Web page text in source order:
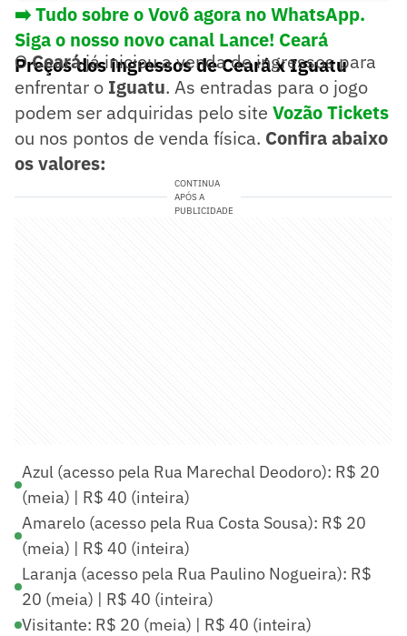
➡️ Tudo sobre o Vovô agora no WhatsApp.
Siga o nosso novo canal Lance! Ceará
Preços dos ingressos de Ceará x Iguatu
OCearájá iniciou a venda de ingressos para
enfrentar o Iguatu. As entradas para o jogo
podem ser adquiridas pelo site Vozão Tickets
ou nos pontos de venda física. Confira abaixo
os valores:
CONTINUA
APÓS A
PUBLICIDADE
Azul (acesso pela Rua Marechal Deodoro): R$ 20
(meia) | R$ 40 (inteira)
Amarelo (acesso pela Rua Costa Sousa): R$ 20
(meia) | R$ 40 (inteira)
Laranja (acesso pela Rua Paulino Nogueira): R$
20 (meia) | R$ 40 (inteira)
Visitante: R$ 20 (meia) | R$ 40 (inteira)